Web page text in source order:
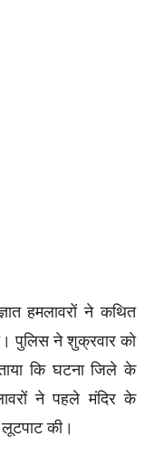
हमलावरों ने कथित
पुलिस ने शुक्रवार को
कि घटना जिले के
ने पहले मंदिर के
की।